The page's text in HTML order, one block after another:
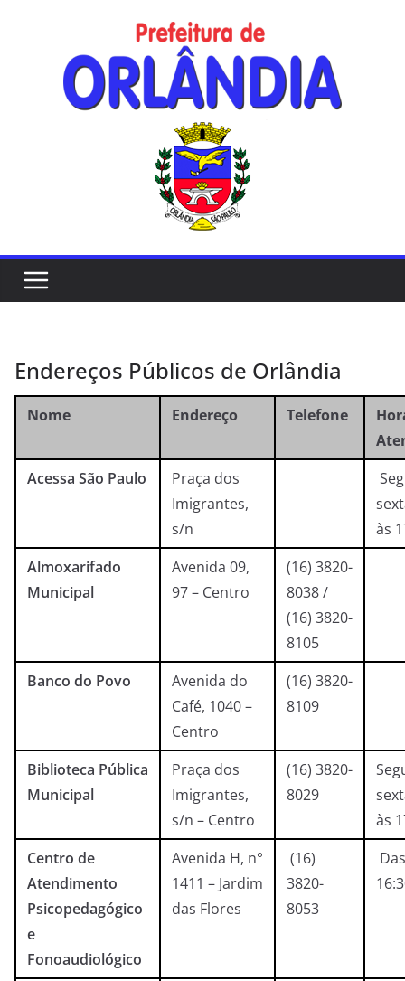
Endereços Públicos de Orlândia
Nome Endereço Telefone
Acessa São Paulo
Praça dos
Imigrantes,
s/n
às
Almoxarifado
Municipal
Avenida 09,
97 – Centro
(16) 3820-
8038 /
(16) 3820-
8105
Banco do Povo
Avenida do
Café, 1040 –
Centro
(16) 3820-
8109
Biblioteca Pública
Municipal
Praça dos
Imigrantes,
s/n – Centro
(16) 3820-
8029
às
Centro de
Atendimento
Psicopedagógico
e
Fonoaudiológico
Avenida H, n°
1411 – Jardim
das Flores
(16)
3820-
8053